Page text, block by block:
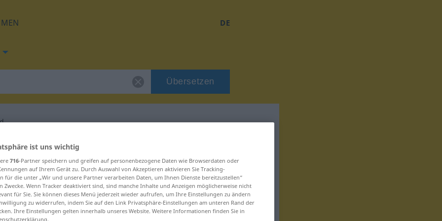
DE
Übersetzen
für "FKK-Strand"
ist uns wichtig
716-Partner speichern und greifen auf personenbezogene Daten wie Browserdaten oder
auf Ihrem Gerät zu. Durch Auswahl von Akzeptieren aktivieren Sie Tracking-
für die unter „Wir und unsere Partner verarbeiten Daten, um Ihnen Dienste bereitzustellen“
Zwecke. Wenn Tracker deaktiviert sind, sind manche Inhalte und Anzeigen möglicherweise nicht
für Sie. Sie können dieses Menü jederzeit wieder aufrufen, um Ihre Einstellungen zu ändern
zu widerrufen, indem Sie auf den Link Privatsphäre-Einstellungen am unteren Rand der
Ihre Einstellungen gelten innerhalb unseres Website. Weitere Informationen finden Sie in